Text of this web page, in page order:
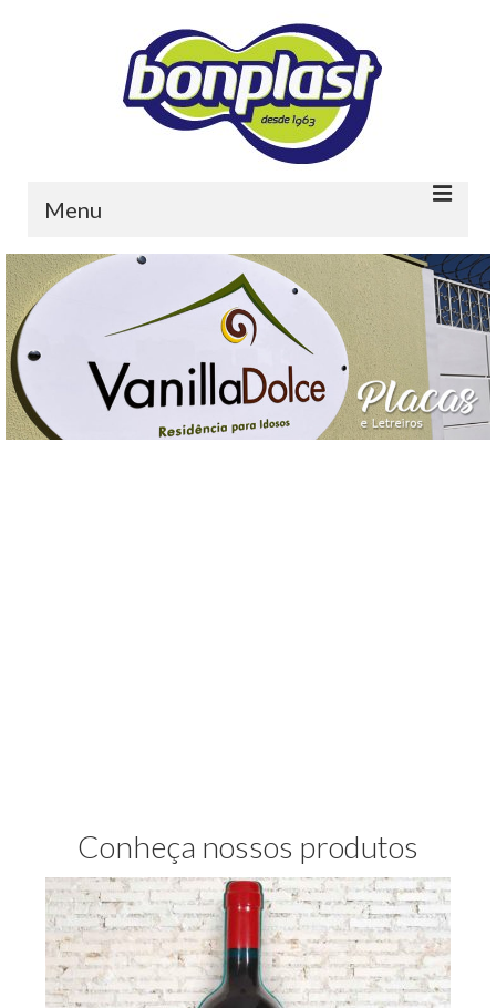
Menu
Home
Quem somos
Portfolio
Contato
Conheça nossos produtos